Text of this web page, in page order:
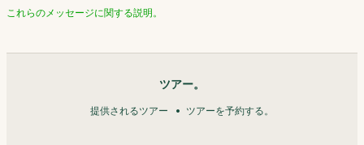
これらのメッセージに関する説明。
ツアー。
提供されるツアー ツアーを予約する。